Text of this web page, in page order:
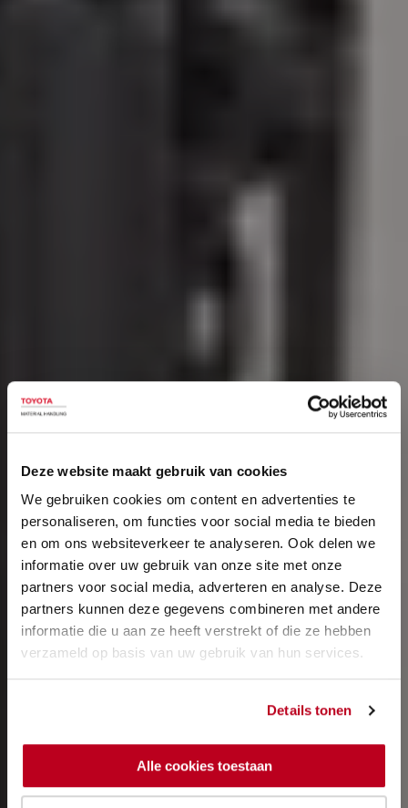
Deze website maakt gebruik van cookies
We gebruiken cookies om content en advertenties te
personaliseren, om functies voor social media te bieden
en om ons websiteverkeer te analyseren. Ook delen we
informatie over uw gebruik van onze site met onze
partners voor social media, adverteren en analyse. Deze
partners kunnen deze gegevens combineren met andere
informatie die u aan ze heeft verstrekt of die ze hebben
verzameld op basis van uw gebruik van hun services.
Details tonen
Alle cookies toestaan